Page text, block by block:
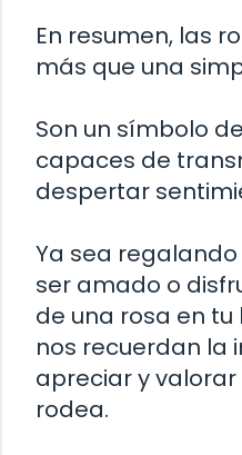
En resumen, las
más que una
Son un símbolo
capaces de
despertar
Ya sea
ser amado o
de una rosa en
nos recuerdan la
apreciar y
rodea.